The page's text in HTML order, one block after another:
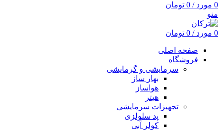
0 مورد /
0 تومان
منو
0 مورد /
0 تومان
صفحه اصلی
فروشگاه
سرمایشی و گرمایشی
بهار ساز
هواساز
هیتر
تجهیزات سرمایشی
پد سلولزی
کولر آّبی